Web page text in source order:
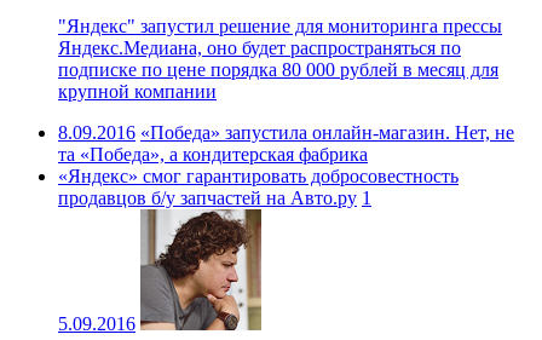
"Яндекс" запустил решение для мониторинга прессы
Яндекс.Медиана, оно будет распространяться по
подписке по цене порядка 80 000 рублей в месяц для
крупной компании
8.09.2016 «Победа» запустила онлайн-магазин. Нет, не
та «Победа», а кондитерская фабрика
«Яндекс» смог гарантировать добросовестность
продавцов б/y запчастей на Авто.ру 1
5.09.2016